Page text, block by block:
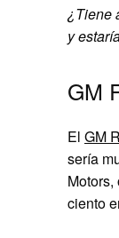
¿Tiene
y
GM
El GM
sería
ciento